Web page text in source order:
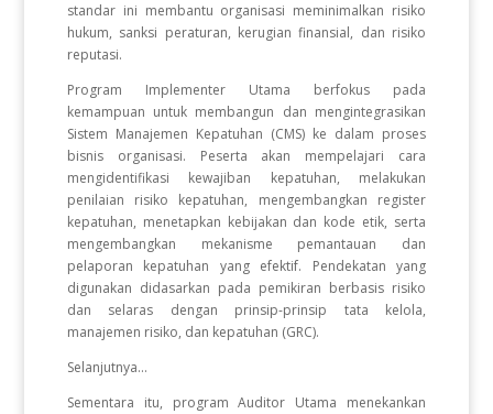
standar ini membantu organisasi meminimalkan risiko
hukum, sanksi peraturan, kerugian finansial, dan risiko
reputasi.
Program Implementer Utama berfokus pada
kemampuan untuk membangun dan mengintegrasikan
Sistem Manajemen Kepatuhan (CMS) ke dalam proses
bisnis organisasi. Peserta akan mempelajari cara
mengidentifikasi kewajiban kepatuhan, melakukan
penilaian risiko kepatuhan, mengembangkan register
kepatuhan, menetapkan kebijakan dan kode etik, serta
mengembangkan mekanisme pemantauan dan
pelaporan kepatuhan yang efektif. Pendekatan yang
digunakan didasarkan pada pemikiran berbasis risiko
dan selaras dengan prinsip-prinsip tata kelola,
manajemen risiko, dan kepatuhan (GRC).
Selanjutnya...
Sementara itu, program Auditor Utama menekankan